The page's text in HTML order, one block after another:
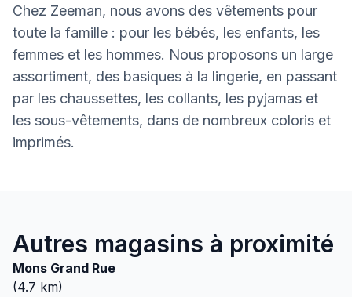
Chez Zeeman, nous avons des vêtements pour
toute la famille : pour les bébés, les enfants, les
femmes et les hommes. Nous proposons un large
assortiment, des basiques à la lingerie, en passant
par les chaussettes, les collants, les pyjamas et
les sous-vêtements, dans de nombreux coloris et
imprimés.
Autres magasins à proximité
Mons Grand Rue
(4.7 km)